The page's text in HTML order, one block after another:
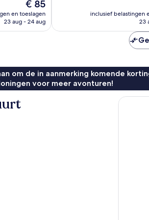
De
prijs
is
€ 85
en toeslagen
23 aug - 24 aug
beoordelingeninclusief belastingen
23
om de in aanmerking komende
voor meer avonturen!